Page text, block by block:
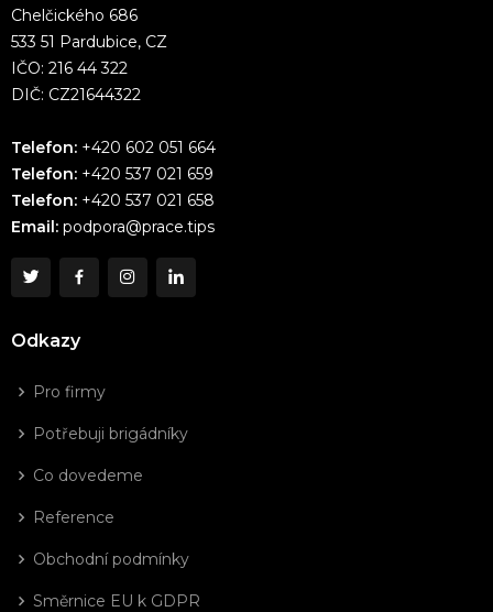
Chelčického 686
533 51 Pardubice, CZ
IČO: 216 44 322
DIČ: CZ21644322
Telefon: +420 602 051 664
Telefon: +420 537 021 659
Telefon: +420 537 021 658
Email: podpora@prace.tips
Odkazy
Pro firmy
Potřebuji brigádníky
Co dovedeme
Reference
Obchodní podmínky
Směrnice EU k GDPR